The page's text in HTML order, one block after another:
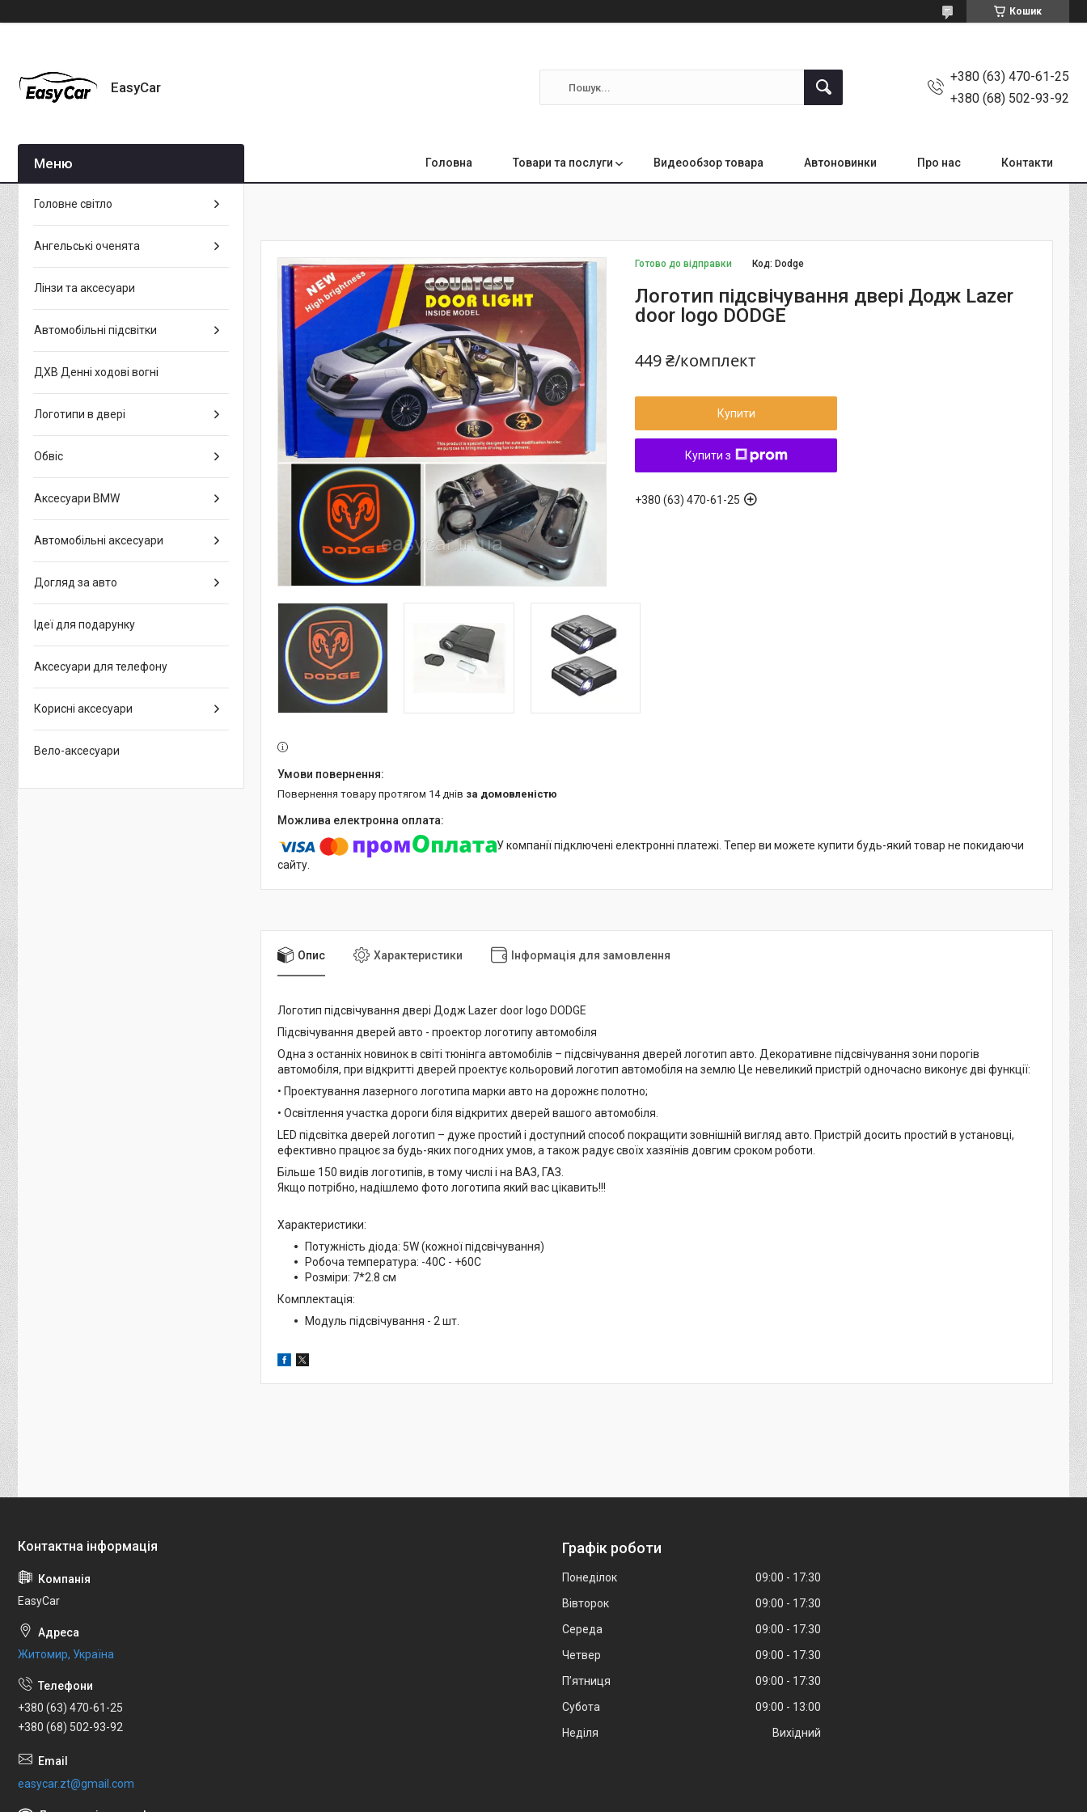
Кошик
EasyCar
+380 (63) 470-61-25
+380 (68) 502-93-92
Головна Товари та послуги Видеообзор товара Автоновинки Про нас Контакти
Готово до відправки Код: Dodge
Логотип підсвічування двері Додж Lazer
door logo DODGE
449 ₴/комплект
Купити
Купити з
+380 (63) 470-61-25
повернення товару протягом 14 днів за домовленістю
У компанії підключені електронні платежі. Тепер ви можете купити будь-який товар не покидаючи
сайту.
Опис Характеристики Інформація для замовлення
Логотип підсвічування двері Додж Lazer door logo DODGE
Підсвічування дверей авто - проектор логотипу автомобіля
Одна з останніх новинок в світі тюнінга автомобілів – підсвічування дверей логотип авто. Декоративне підсвічування зони порогів
автомобіля, при відкритті дверей проектує кольоровий логотип автомобіля на землю Це невеликий пристрій одночасно виконує дві функції:
• Проектування лазерного логотипа марки авто на дорожнє полотно;
• Освітлення участка дороги біля відкритих дверей вашого автомобіля.
LED підсвітка дверей логотип – дуже простий і доступний способ покращити зовнішній вигляд авто. Пристрій досить простий в установці,
ефективно працює за будь-яких погодних умов, а також радує своїх хазяїнів довгим сроком роботи.
Більше 150 видів логотипів, в тому числі і на ВАЗ, ГАЗ.
Якщо потрібно, надішлемо фото логотипа який вас цікавить!!!
Характеристики:
Потужність діода: 5W (кожної підсвічування)
Робоча температура: -40С - +60С
Розміри: 7*2.8 см
Комплектація:
Модуль підсвічування - 2 шт.
Головне світло
Ангельські оченята
Лінзи та аксесуари
Автомобільні підсвітки
ДХВ Денні ходові вогні
Логотипи в двері
Обвіс
Аксесуари BMW
Автомобільні аксесуари
Догляд за авто
Ідеї для подарунку
Аксесуари для телефону
Корисні аксесуари
Вело-аксесуари
EasyCar
Житомир, Україна
+380 (63) 470-61-25
+380 (68) 502-93-92
easycar.zt@gmail.com
Графік роботи
Понеділок 09:00
17:30
Вівторок
09:00
17:30
Середа
09:00
17:30
Четвер
09:00
17:30
Пʼятниця
09:00
17:30
Субота
09:00
13:00
Неділя
Вихідний